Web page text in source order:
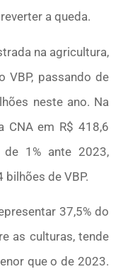
a queda.
na agricultura,
VBP, passando de
neste ano. Na
CNA em R$ 418,6
1% ante 2023,
de VBP.
37,5% do
as culturas, tende
que o de 2023.